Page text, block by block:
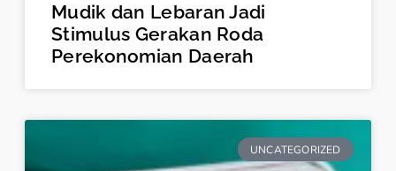
Mudik dan Lebaran Jadi
Stimulus Gerakan Roda
Perekonomian Daerah
UNCATEGORIZED